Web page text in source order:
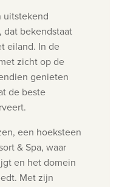
uitstekend
dat bekendstaat
eiland. In de
zicht op de
genieten
de beste
een hoeksteen
& Spa, waar
en het domein
Met zijn